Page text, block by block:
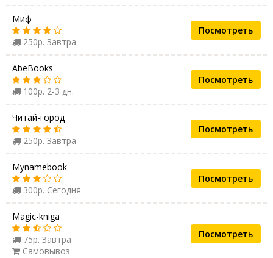
Миф
250р. Завтра
Посмотреть
AbeBooks
100р. 2-3 дн.
Посмотреть
Читай-город
250р. Завтра
Посмотреть
Mynamebook
300р. Сегодня
Посмотреть
Magic-kniga
75р. Завтра
Самовывоз
Посмотреть